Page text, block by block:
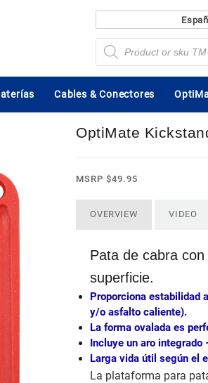
Búsqueda
de
productos
Cables & Conectores
OptiMate
MSRP$49.95
OVERVIEW VIDEO
Pata de cabra
superficie.
Proporciona estabilidad
y/o asfalto caliente).
La forma ovalada es
Incluye un aro integrado
Larga vida útil según el
La plataforma para